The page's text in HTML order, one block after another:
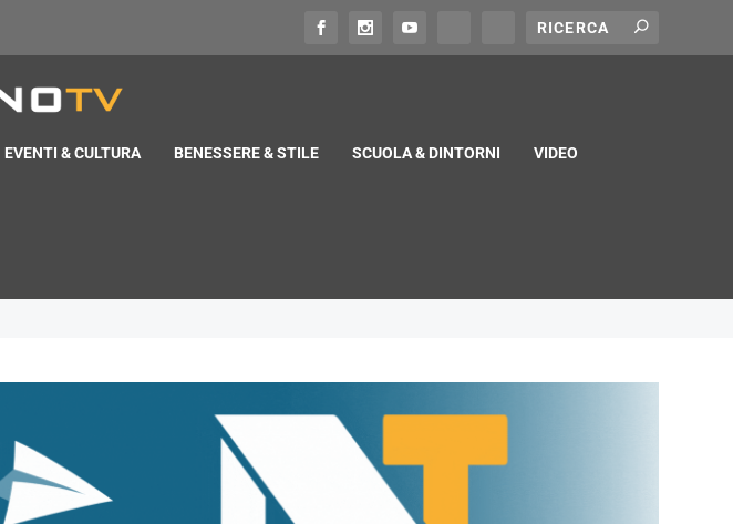
EVENTI & CULTURA BENESSERE & STILE SCUOLA & DINTORNI VIDEO